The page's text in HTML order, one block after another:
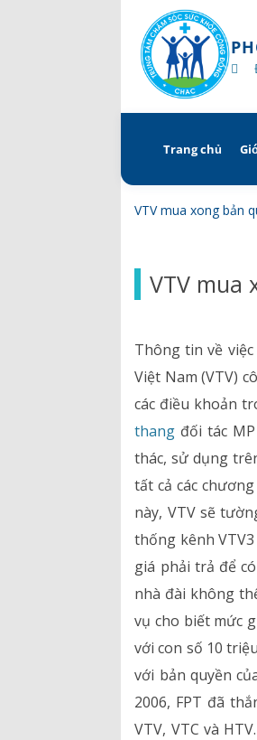
Skip
Trang chủ
VTV mua xong bản
VTV mua
Thông tin về
Việt Nam (VTV)
các điều khoản
thang đối tác
thác, sử dụng
tất cả các
này, VTV sẽ
thống kênh VTV3
giá phải trả để
nhà đài không
vụ cho biết mức
với con số 10
với bản quyền
2006, FPT đã
VTV, VTC và